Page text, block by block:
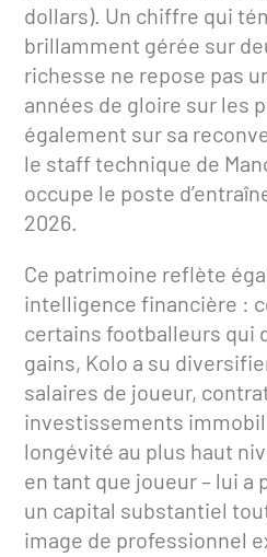
dollars). Un chiffre qui
brillamment gérée sur
richesse ne repose pas
années de gloire sur les
également sur sa
le staff technique de
occupe le poste
2026.
Ce patrimoine reflète
intelligence financière :
certains footballeurs qui
gains, Kolo a su
salaires de joueur,
investissements
longévité au plus haut
en tant que joueur – lui a
un capital substantiel
image de professionnel